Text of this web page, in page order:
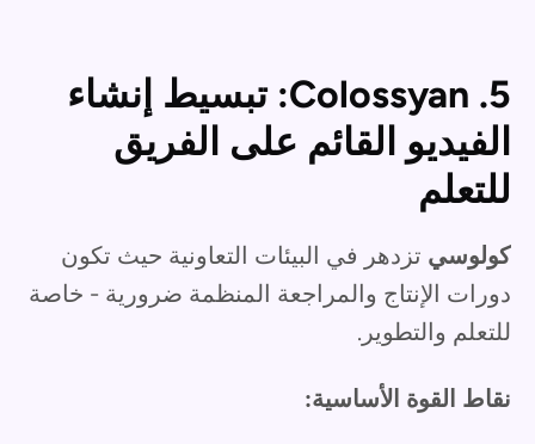
5. Colossyan: تبسيط إنشاء
الفيديو القائم على الفريق
للتعلم
كولوسي تزدهر في البيئات التعاونية حيث تكون
دورات الإنتاج والمراجعة المنظمة ضرورية - خاصة
للتعلم والتطوير.
نقاط القوة الأساسية: